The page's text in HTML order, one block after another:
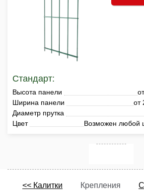
Стандарт:
Высота панели
Ширина панели
от
Диаметр прутка
Цвет
Возможен любой
<< Калитки Крепления